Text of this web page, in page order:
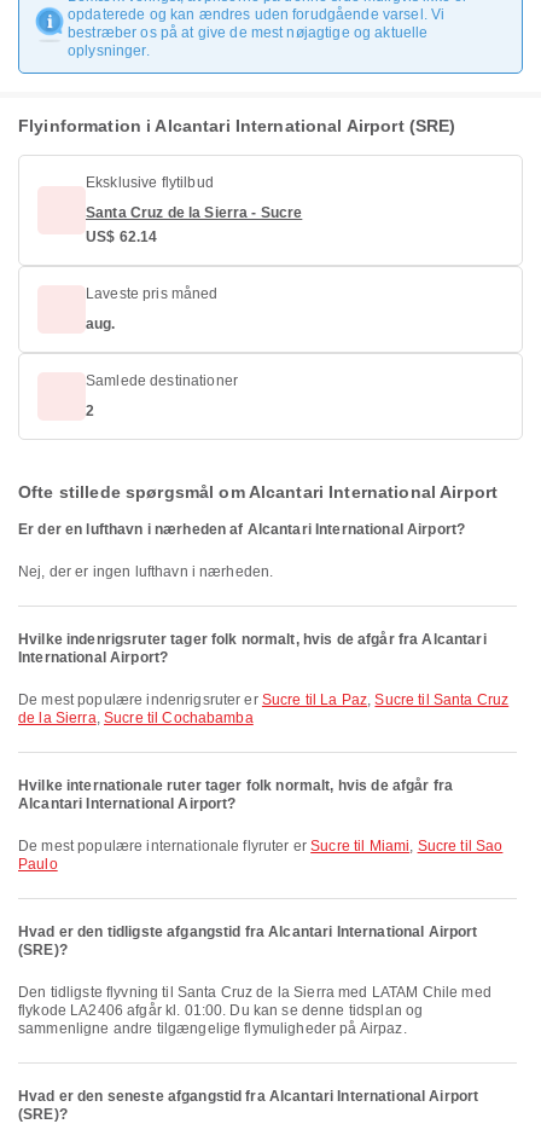
opdaterede og kan ændres uden forudgående varsel. Vi
bestræber os på at give de mest nøjagtige og aktuelle
oplysninger.
Flyinformation i Alcantari International Airport (SRE)
Eksklusive flytilbud
Santa Cruz de la Sierra - Sucre
US$ 62.14
Laveste pris måned
aug.
Samlede destinationer
2
Ofte stillede spørgsmål om Alcantari International Airport
Er der en lufthavn i nærheden af Alcantari International Airport?
Nej, der er ingen lufthavn i nærheden.
Hvilke indenrigsruter tager folk normalt, hvis de afgår fra Alcantari
International Airport?
De mest populære indenrigsruter er Sucre til La Paz,Sucre til Santa Cruz
de la Sierra, Sucre til Cochabamba
Hvilke internationale ruter tager folk normalt, hvis de afgår fra
Alcantari International Airport?
De mest populære internationale flyruter erSucre til Miami, Sucre til Sao
Paulo
Hvad er den tidligste afgangstid fra Alcantari International Airport
(SRE)?
Den tidligste flyvning til Santa Cruz de la Sierra med LATAM Chile med
flykode LA2406 afgår kl. 01:00. Du kan se denne tidsplan og
sammenligne andre tilgængelige flymuligheder på Airpaz.
Hvad er den seneste afgangstid fra Alcantari International Airport
(SRE)?